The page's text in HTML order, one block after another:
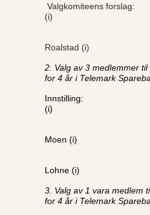
Valgkomiteens forslag:
(i)
Roalstad (i)
2. Valg av 3 medlemmer
for 4 år i Telemark
Innstilling:
(i)
Lise
Moen (i)
Tor
Lohne (i)
3. Valg av 1 vara medlem
for 4 år i Telemark